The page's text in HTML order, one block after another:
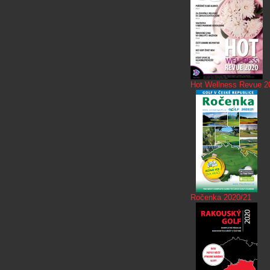
Hot Wellness Revue
Ročenka 2020/21